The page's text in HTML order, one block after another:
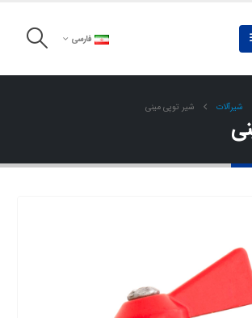
فارسی
شیرآلات شیر توپی مینی